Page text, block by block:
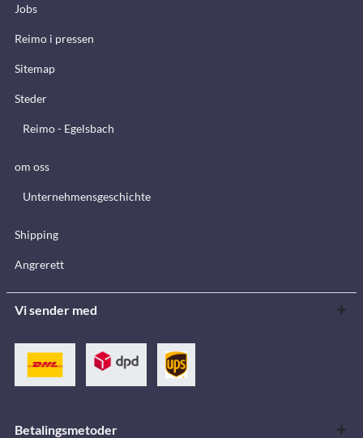
Jobs
Reimo i pressen
Sitemap
Steder
Reimo - Egelsbach
om oss
Unternehmensgeschichte
Shipping
Angrerett
Vi sender med
Betalingsmetoder